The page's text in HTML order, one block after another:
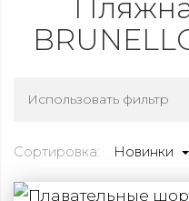
Использовать фильтр
Сортировка: Новинки